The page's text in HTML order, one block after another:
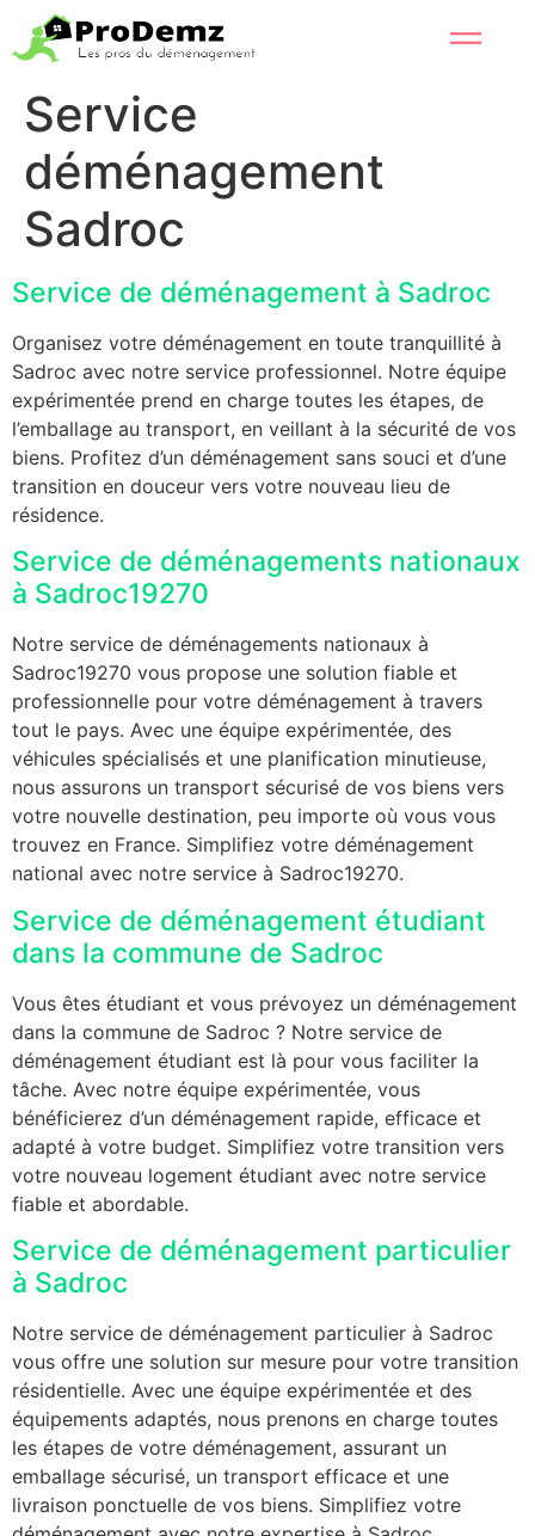
Service
déménagement
Sadroc
Service de déménagement à Sadroc
Organisez votre déménagement en toute tranquillité à
Sadroc avec notre service professionnel. Notre équipe
expérimentée prend en charge toutes les étapes, de
l’emballage au transport, en veillant à la sécurité de vos
biens. Profitez d’un déménagement sans souci et d’une
transition en douceur vers votre nouveau lieu de
résidence.
Service de déménagements nationaux
à Sadroc19270
Notre service de déménagements nationaux à
Sadroc19270 vous propose une solution fiable et
professionnelle pour votre déménagement à travers
tout le pays. Avec une équipe expérimentée, des
véhicules spécialisés et une planification minutieuse,
nous assurons un transport sécurisé de vos biens vers
votre nouvelle destination, peu importe où vous vous
trouvez en France. Simplifiez votre déménagement
national avec notre service à Sadroc19270.
Service de déménagement étudiant
dans la commune de Sadroc
Vous êtes étudiant et vous prévoyez un déménagement
dans la commune de Sadroc ? Notre service de
déménagement étudiant est là pour vous faciliter la
tâche. Avec notre équipe expérimentée, vous
bénéficierez d’un déménagement rapide, efficace et
adapté à votre budget. Simplifiez votre transition vers
votre nouveau logement étudiant avec notre service
fiable et abordable.
Service de déménagement particulier
à Sadroc
Notre service de déménagement particulier à Sadroc
vous offre une solution sur mesure pour votre transition
résidentielle. Avec une équipe expérimentée et des
équipements adaptés, nous prenons en charge toutes
les étapes de votre déménagement, assurant un
emballage sécurisé, un transport efficace et une
livraison ponctuelle de vos biens. Simplifiez votre